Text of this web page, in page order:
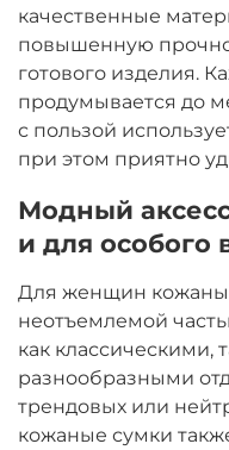
качественные
повышенную
готового изделия.
продумывается до
с пользой
при этом приятно
Модный
и для особого
Для женщин
неотъемлемой
как классическими,
разнообразными
трендовых или
кожаные сумки